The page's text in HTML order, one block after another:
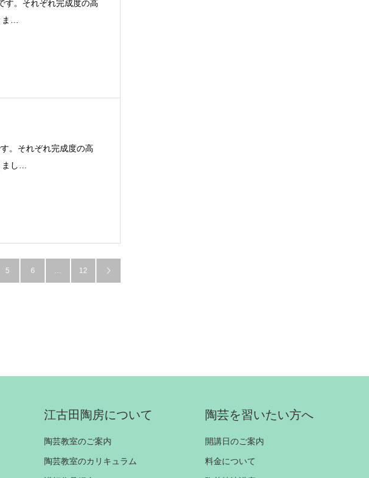
す。それぞれ完成度の高
…
。それぞれ完成度の高
し…
5 6 … 12 
江古田陶房について
陶芸教室のご案内
陶芸教室のカリキュラム
陶芸を習いたい方へ
開講日のご案内
料金について